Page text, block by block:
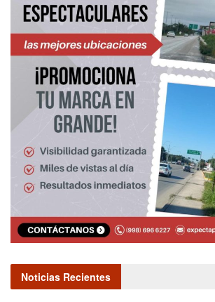
Noticias Recientes